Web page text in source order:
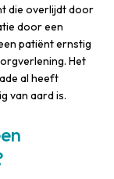
die overlijdt door
door een
patiënt ernstig
Het
al heeft
van aard is.